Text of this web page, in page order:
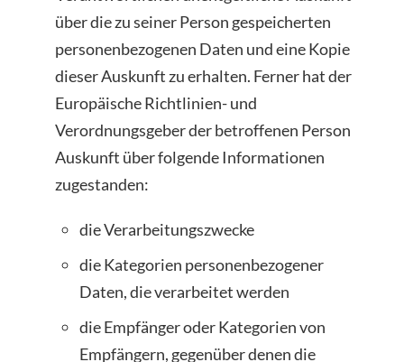
über die zu seiner Person gespeicherten
personenbezogenen Daten und eine Kopie
dieser Auskunft zu erhalten. Ferner hat der
Europäische Richtlinien- und
Verordnungsgeber der betroffenen Person
Auskunft über folgende Informationen
zugestanden:
die Verarbeitungszwecke
die Kategorien personenbezogener
Daten, die verarbeitet werden
die Empfänger oder Kategorien von
Empfängern, gegenüber denen die